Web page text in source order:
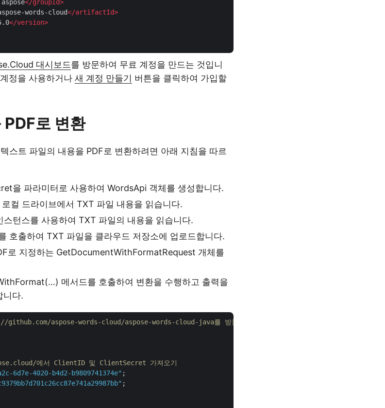
</groupId>
words-cloud</artifactId>
</version>
대시보드를 방문하여 무료 계정을 만드는 것입니
정을 사용하거나 새 계정 만들기 버튼을 클릭하여 가입할
로 변환
스트 파일의 내용을 PDF로 변환하려면 아래 지침을 따르
을 파라미터로 사용하여 WordsApi 객체를 생성합니다.
컬 드라이브에서 TXT 파일 내용을 읽습니다.
턴스를 사용하여 TXT 파일의 내용을 읽습니다.
호출하여 TXT 파일을 클라우드 저장소에 업로드합니다.
로 지정하는 GetDocumentWithFormatRequest 개체를
메서드를 호출하여 변환을 수행하고 출력을
니다.
aspose-words-cloud/aspose-words-cloud-java를 방문하십시오.
에서 ClientID 및 ClientSecret 가져오기
6d7e-4020-b4d2-b9809741374e" ;
;